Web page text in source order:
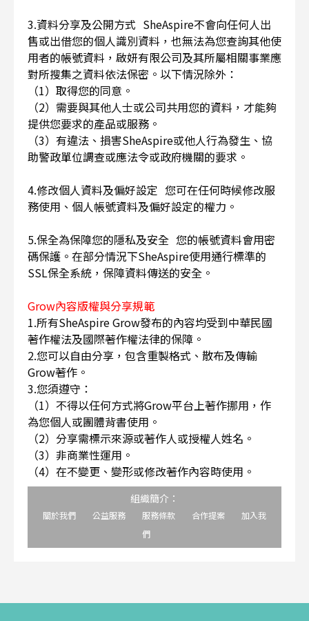
3.資料分享及公開方式 SheAspire不會向任何人出
售或出借您的個人識別資料，也無法為您查詢其他使
用者的帳號資料，啟妍有限公司及其所屬相關事業應
對所搜集之資料依法保密。以下情況除外：
（1）取得您的同意。
（2）需要與其他人士或公司共用您的資料，才能夠
提供您要求的產品或服務。
（3）有違法、損害SheAspire或他人行為發生、協
助警政單位調查或應法令或政府機關的要求。
4.修改個人資料及偏好設定 您可在任何時候修改服
務使用、個人帳號資料及偏好設定的權力。
5.保全為保障您的隱私及安全 您的帳號資料會用密
碼保護。在部分情況下SheAspire使用通行標準的
SSL保全系統，保障資料傳送的安全。
Grow內容版權與分享規範
1.所有SheAspire Grow發布的內容均受到中華民國
著作權法及國際著作權法律的保障。
2.您可以自由分享，包含重製格式、散布及傳輸
Grow著作。
3.您須遵守：
（1）不得以任何方式將Grow平台上著作挪用，作
為您個人或團體背書使用。
（2）分享需標示來源或著作人或授權人姓名。
（3）非商業性運用。
（4）在不變更、變形或修改著作內容時使用。
組織簡介：
關於我們 公益服務 服務條款 合作提案
加入我
們